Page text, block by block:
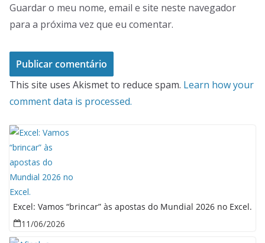
Guardar o meu nome, email e site neste navegador
para a próxima vez que eu comentar.
This site uses Akismet to reduce spam. Learn how your
comment data is processed.
Excel: Vamos “brincar” às apostas do Mundial 2026 no Excel.
11/06/2026